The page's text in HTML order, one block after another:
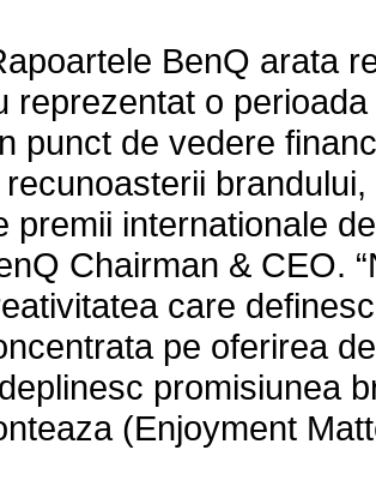
BenQ arata
reprezentat o
punct de vedere
recunoasterii
premii internationale
Chairman & CEO.
care
pe oferirea
promisiunea
(Enjoyment